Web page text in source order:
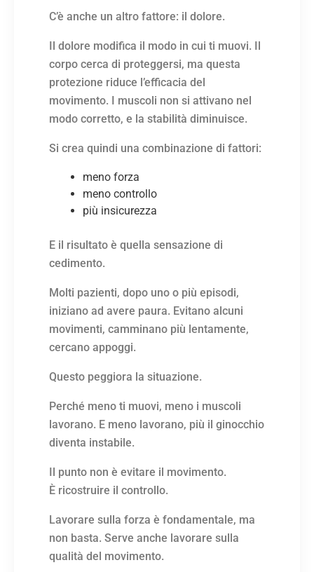
C’è anche un altro fattore: il dolore.
Il dolore modifica il modo in cui ti muovi. Il
corpo cerca di proteggersi, ma questa
protezione riduce l’efficacia del
movimento. I muscoli non si attivano nel
modo corretto, e la stabilità diminuisce.
Si crea quindi una combinazione di fattori:
meno forza
meno controllo
più insicurezza
E il risultato è quella sensazione di
cedimento.
Molti pazienti, dopo uno o più episodi,
iniziano ad avere paura. Evitano alcuni
movimenti, camminano più lentamente,
cercano appoggi.
Questo peggiora la situazione.
Perché meno ti muovi, meno i muscoli
lavorano. E meno lavorano, più il ginocchio
diventa instabile.
Il punto non è evitare il movimento.
È ricostruire il controllo.
Lavorare sulla forza è fondamentale, ma
non basta. Serve anche lavorare sulla
qualità del movimento.